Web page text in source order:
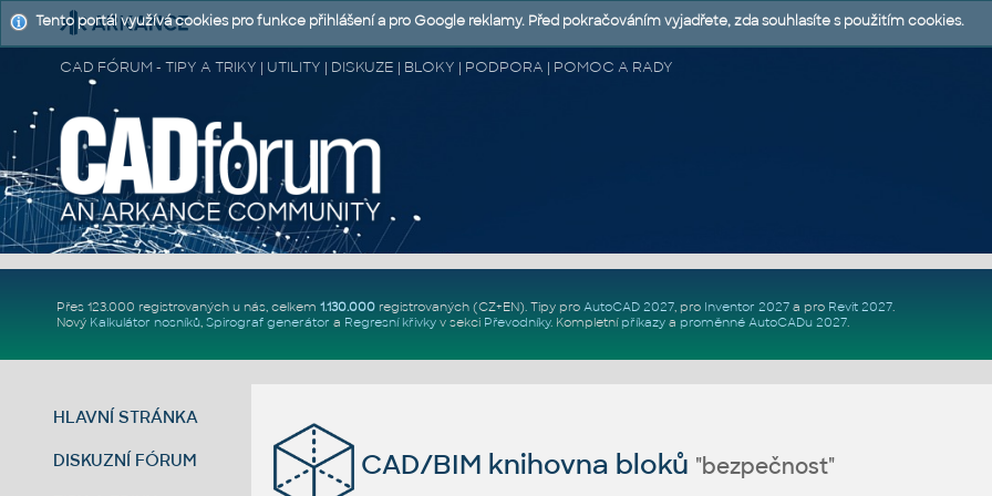
CAD FÓRUM - TIPY A TRIKY | UTILITY | DISKUZE | BLOKY | PODPORA | POMOC A RADY
Přes 123.000 registrovaných u nás, celkem 1.130.000registrovaných (CZ+EN). Tipy pro AutoCAD 2027, pro Inventor 2027a pro Revit 2027.
Nový Kalkulátor nosníků, Spirograf generátor a Regresní křivkyv sekci Převodníky. Kompletní příkazya proměnné AutoCADu 2027.
HLAVNÍ STRÁNKA
DISKUZNÍ FÓRUM CAD/BIM knihovna bloků "bezpečnost"
Tento portál využívá cookies pro funkce přihlášení a pro Google reklamy. Před pokračováním vyjadřete, zda souhlasíte s použitím cookies.